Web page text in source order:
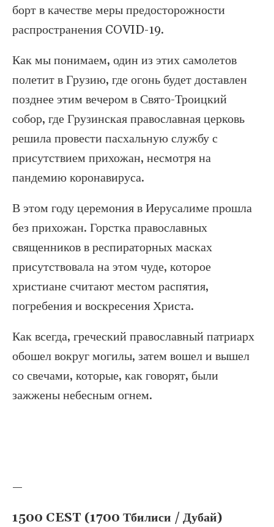
борт в качестве меры предосторожности
распространения COVID-19.
Как мы понимаем, один из этих самолетов
полетит в Грузию, где огонь будет доставлен
позднее этим вечером в Свято-Троицкий
собор, где Грузинская православная церковь
решила провести пасхальную службу с
присутствием прихожан, несмотря на
пандемию коронавируса.
В этом году церемония в Иерусалиме прошла
без прихожан. Горстка православных
священников в респираторных масках
присутствовала на этом чуде, которое
христиане считают местом распятия,
погребения и воскресения Христа.
Как всегда, греческий православный патриарх
обошел вокруг могилы, затем вошел и вышел
со свечами, которые, как говорят, были
зажжены небесным огнем.
—
1500 CEST (1700 Тбилиси / Дубай)